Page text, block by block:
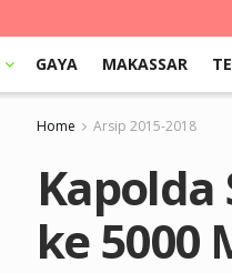
GAYA MAKASSAR
Home Arsip 2015-2018
ke 5000